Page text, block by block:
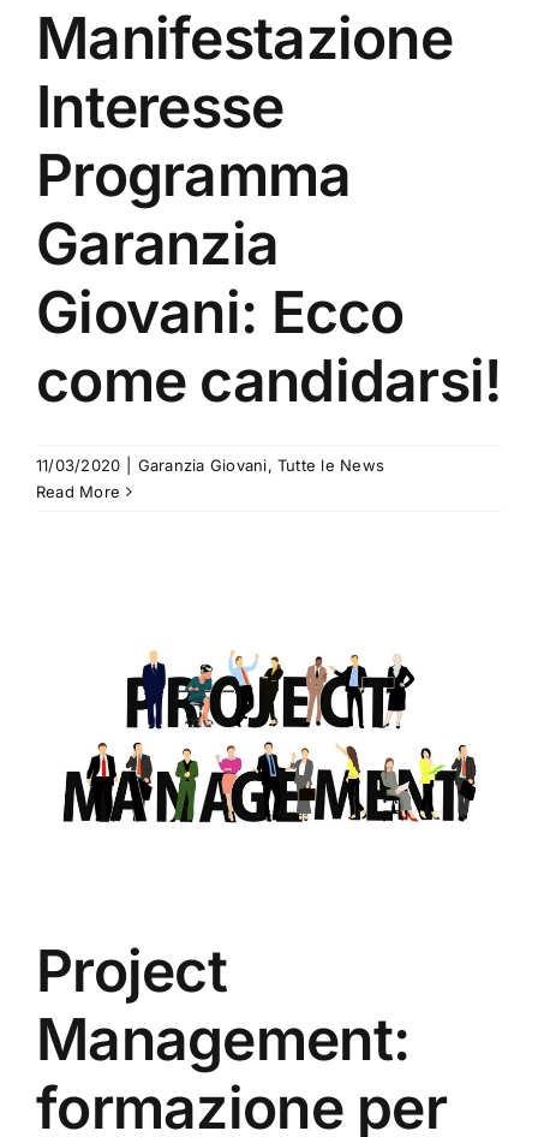
Manifestazione
Interesse
Programma
Garanzia
Giovani: Ecco
come candidarsi!
11/03/2020 Garanzia Giovani, Tutte le News
Read More
Project
Management:
formazione per